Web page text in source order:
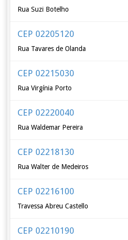
Rua Suzi Botelho
CEP 02205120
Rua Tavares de Olanda
CEP 02215030
Rua Virgínia Porto
CEP 02220040
Rua Waldemar Pereira
CEP 02218130
Rua Walter de Medeiros
CEP 02216100
Travessa Abreu Castello
CEP 02210190